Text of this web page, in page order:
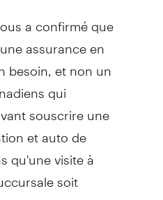
a confirmé que
assurance en
besoin, et non un
qui
souscrire une
et auto de
qu'une visite à
soit